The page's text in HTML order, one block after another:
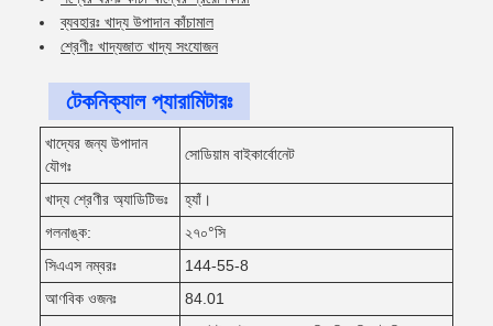
ব্যবহারঃ খাদ্য উপাদান কাঁচামাল
শ্রেণীঃ খাদ্যজাত খাদ্য সংযোজন
টেকনিক্যাল প্যারামিটারঃ
খাদ্যের জন্য উপাদান
যৌগঃ
সোডিয়াম বাইকার্বোনেট
খাদ্য শ্রেণীর অ্যাডিটিভঃ
হ্যাঁ।
গলনাঙ্ক:
২৭০°সি
সিএএস নম্বরঃ
144-55-8
আণবিক ওজনঃ
84.01